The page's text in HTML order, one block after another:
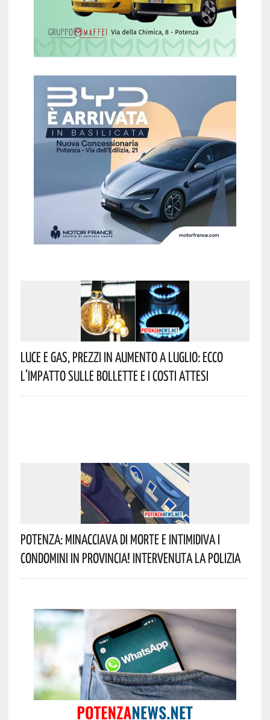
Luce E Gas, Prezzi In Aumento A Luglio: Ecco
L’impatto Sulle Bollette E I Costi Attesi
Potenza: Minacciava Di Morte E Intimidiva I
Condomini In Provincia! Intervenuta La Polizia